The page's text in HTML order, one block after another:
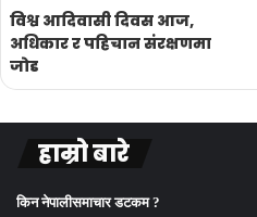
विश्व आदिवासी दिवस आज,
अधिकार र पहिचान संरक्षणमा
जोड
हाम्रो बारे
किन नेपालीसमाचार डटकम ?